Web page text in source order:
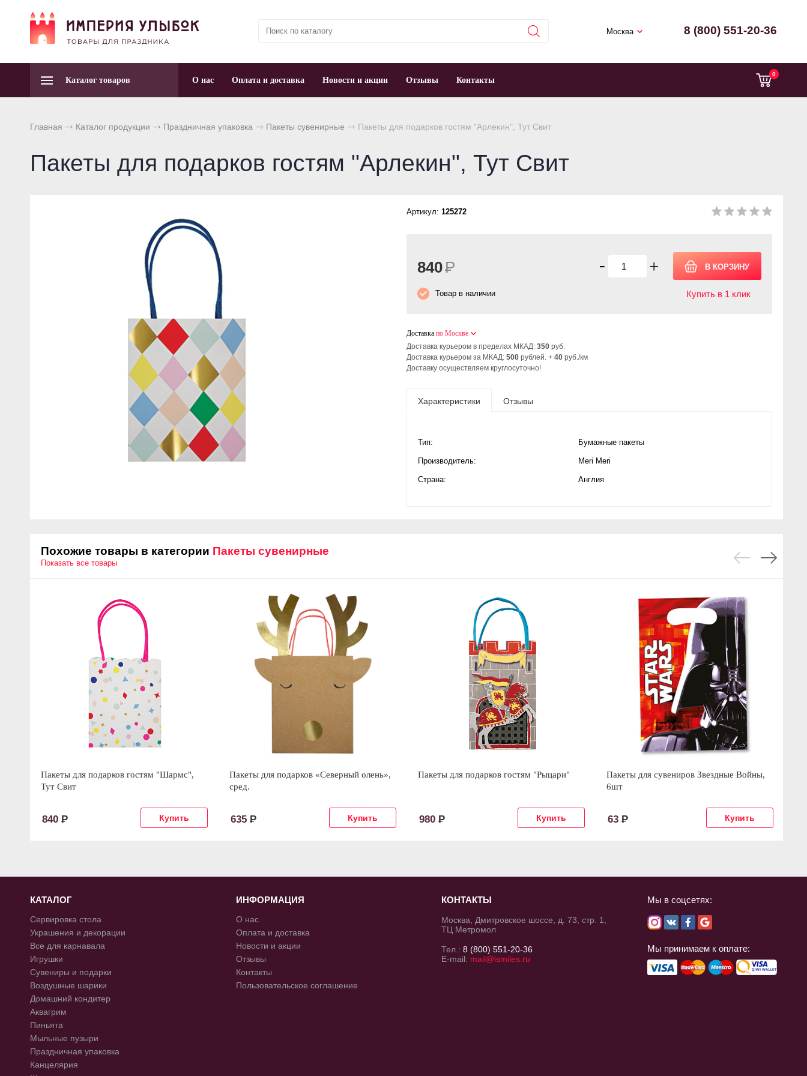
Москва 8 (800) 551-20-36
0
Каталог товаров О нас Оплата и доставка Новости и акции Отзывы Контакты
Главная Каталог продукции Праздничная упаковка Пакеты сувенирные Пакеты для подарков гостям "Арлекин", Тут Свит
Пакеты для подарков гостям "Арлекин", Тут Свит
Артикул: 125272
- +
Купить в 1 клик
840Р
Товар в наличии
Доставка по Москве
Доставка курьером в пределах МКАД: 350 руб.
Доставка курьером за МКАД: 500 рублей. + 40 руб./км
Доставку осуществляем круглосуточно!
Характеристики Отзывы
Тип: Бумажные пакеты
Производитель: Meri Meri
Страна: Англия
Похожие товары в категории Пакеты сувенирные
Показать все товары
Пакеты для подарков гостям "Шармс",
Тут Свит
840 Р
Пакеты для подарков «Северный олень»,
сред.
635 Р
Пакеты для подарков гостям "Рыцари"
980 Р
Пакеты для сувениров Звездные Войны,
6шт
63 Р
КАТАЛОГ
Сервировка стола
Украшения и декорации
Все для карнавала
Игрушки
Сувениры и подарки
Воздушные шарики
Домашний кондитер
Аквагрим
Пиньята
Мыльные пузыри
Праздничная упаковка
Канцелярия
ИНФОРМАЦИЯ
О нас
Оплата и доставка
Новости и акции
Отзывы
Контакты
Пользовательское соглашение
КОНТАКТЫ
Москва, Дмитровское шоссе, д. 73, стр. 1,
ТЦ Метромол
Тел.:8 (800) 551-20-36
E-mail: mail@ismiles.ru
Мы в соцсетях:
Мы принимаем к оплате: